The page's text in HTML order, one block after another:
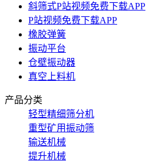
斜筛式P站视频免费下载APP
P站视频免费下载APP
橡胶弹簧
振动平台
仓壁振动器
真空上料机
产品分类
轻型精细筛分机
重型矿用振动筛
输送机械
提升机械